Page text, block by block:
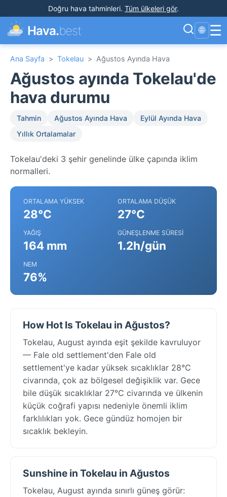
Doğru hava tahminleri. Tüm ülkeleri gör.
Hava.best 🌐 ☰
Ana Sayfa > Tokelau > Ağustos Ayında Hava
Ağustos ayında Tokelau'de
hava durumu
Tahmin Ağustos Ayında Hava
Eylül Ayında Hava
Yıllık Ortalamalar
Tokelau'deki 3 şehir genelinde ülke çapında iklim
normalleri.
ORTALAMA YÜKSEK
28°C
ORTALAMA DÜŞÜK
27°C
YAĞIŞ
164 mm
GÜNEŞLENME SÜRESI
1.2h/gün
NEM
76%
How Hot Is Tokelau in Ağustos?
Tokelau, August ayında eşit şekilde kavruluyor
— Fale old settlement'den Fale old
settlement'ye kadar yüksek sıcaklıklar 28°C
civarında, çok az bölgesel değişiklik var. Gece
bile düşük sıcaklıklar 27°C civarında ve ülkenin
küçük coğrafi yapısı nedeniyle önemli iklim
farklılıkları yok. Gece gündüz homojen bir
sıcaklık bekleyin.
Sunshine in Tokelau in Ağustos
Tokelau, August ayında sınırlı güneş görür: